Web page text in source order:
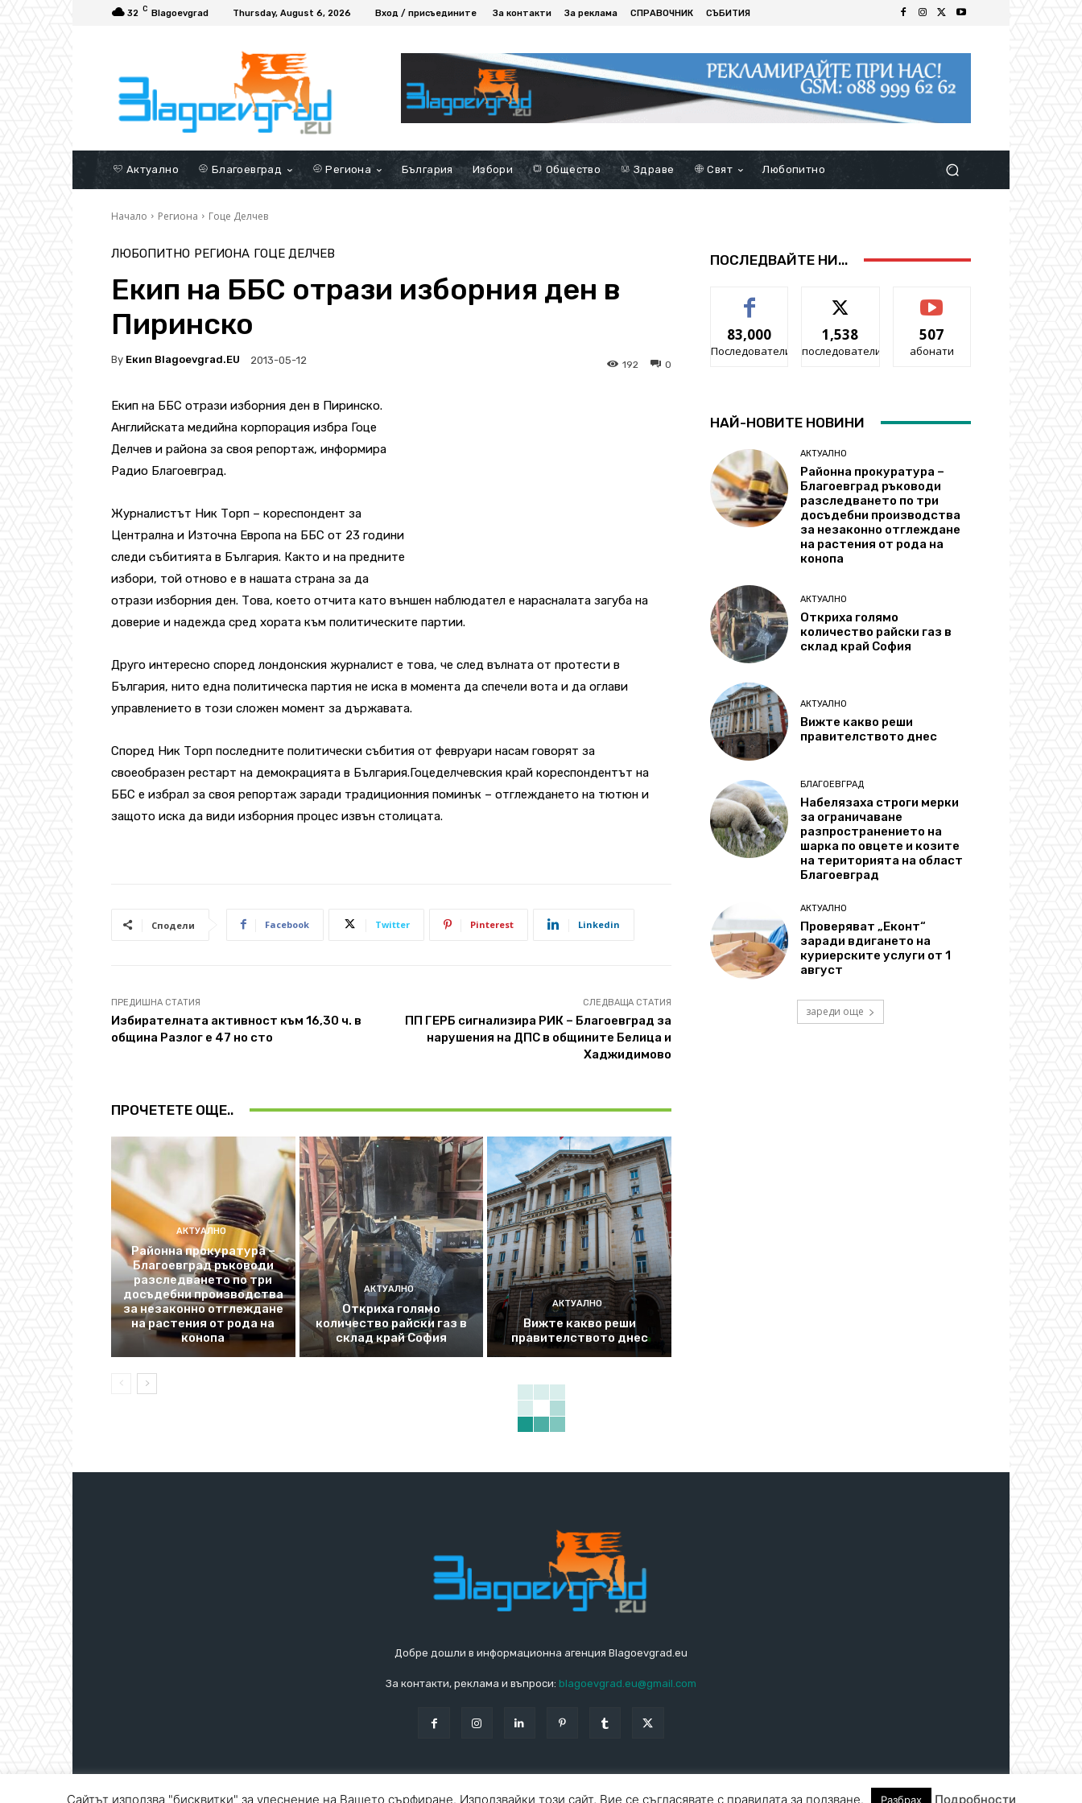
32 C Blagoevgrad Thursday, August 6, 2026 Вход / присъедините За контакти За реклама СПРАВОЧНИК СЪБИТИЯ
Актуално Благоевград Региона България Избори Общество Здраве Свят Любопитно
Начало Региона Гоце Делчев
ЛЮБОПИТНО РЕГИОНА ГОЦЕ ДЕЛЧЕВ
Екип на ББС отрази изборния ден в
Пиринско
By Екип Blagoevgrad.EU 2013-05-12 0
192
Екип на ББС отрази изборния ден в Пиринско.
Английската медийна корпорация избра Гоце
Делчев и района за своя репортаж, информира
Радио Благоевград.
Журналистът Ник Торп – кореспондент за
Централна и Източна Европа на ББС от 23 години
следи събитията в България. Както и на предните
избори, той отново е в нашата страна за да
отрази изборния ден. Това, което отчита като външен наблюдател е нарасналата загуба на
доверие и надежда сред хората към политическите партии.
Друго интересно според лондонския журналист е това, че след вълната от протести в
България, нито една политическа партия не иска в момента да спечели вота и да оглави
управлението в този сложен момент за държавата.
Според Ник Торп последните политически събития от февруари насам говорят за
своеобразен рестарт на демокрацията в България.Гоцеделчевския край кореспондентът на
ББС е избрал за своя репортаж заради традиционния поминък – отглеждането на тютюн и
защото иска да види изборния процес извън столицата.
Сподели Facebook Twitter Pinterest Linkedin
ПРЕДИШНА СТАТИЯ
Избирателната активност към 16,30 ч. в
община Разлог е 47 но сто
СЛЕДВАЩА СТАТИЯ
ПП ГЕРБ сигнализира РИК – Благоевград за
нарушения на ДПС в общините Белица и
Хаджидимово
ПРОЧЕТЕТЕ ОЩЕ..
АКТУАЛНО
Районна прокуратура –
Благоевград ръководи
разследването по три
досъдебни производства
за незаконно отглеждане
на растения от рода на
конопа
АКТУАЛНО
Откриха голямо
количество райски газ в
склад край София
АКТУАЛНО
Вижте какво реши
правителството днес
ПОСЛЕДВАЙТЕ НИ...
83,000
Последователи
1,538
последователи
507
абонати
НАЙ-НОВИТЕ НОВИНИ
АКТУАЛНО
Районна прокуратура –
Благоевград ръководи
разследването по три
досъдебни производства
за незаконно отглеждане
на растения от рода на
конопа
АКТУАЛНО
Откриха голямо
количество райски газ в
склад край София
АКТУАЛНО
Вижте какво реши
правителството днес
БЛАГОЕВГРАД
Набелязаха строги мерки
за ограничаване
разпространението на
шарка по овцете и козите
на територията на област
Благоевград
АКТУАЛНО
Проверяват „Еконт“
заради вдигането на
куриерските услуги от 1
август
зареди още
Добре дошли в информационна агенция Blagoevgrad.eu
За контакти, реклама и въпроси: blagoevgrad.eu@gmail.com
Сайтът използва "бисквитки" за улеснение на Вашето сърфиране. Използвайки този сайт, Вие се съгласявате с правилата за ползване. Разбрах Подробности